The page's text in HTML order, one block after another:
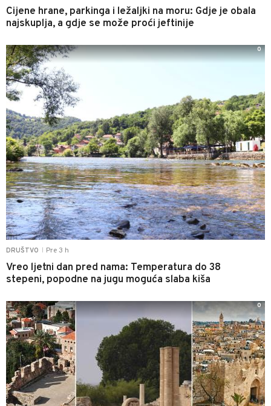
Cijene hrane, parkinga i ležaljki na moru: Gdje je obala
najskuplja, a gdje se može proći jeftinije
DRUŠTVO Pre 3 h
Vreo ljetni dan pred nama: Temperatura do 38
stepeni, popodne na jugu moguća slaba kiša
0
0